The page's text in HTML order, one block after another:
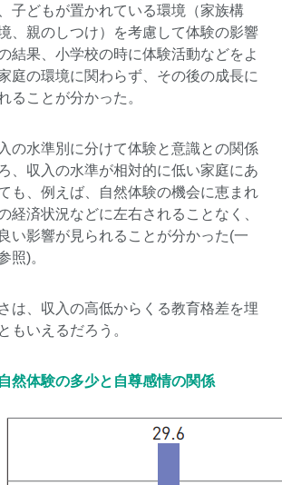
子どもが置かれている環境（家族構
、親のしつけ）を考慮して体験の影響
結果、小学校の時に体験活動などをよ
庭の環境に関わらず、その後の成長に
ることが分かった。
の水準別に分けて体験と意識との関係
、収入の水準が相対的に低い家庭にあ
も、例えば、自然体験の機会に恵まれ
経済状況などに左右されることなく、
い影響が見られることが分かった(一
照)。
は、収入の高低からくる教育格差を埋
もいえるだろう。
然体験の多少と自尊感情の関係